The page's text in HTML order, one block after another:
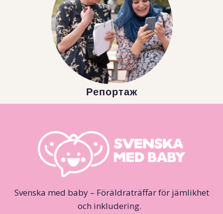
Репортаж
Svenska med baby – Föräldraträffar för jämlikhet
och inkludering.